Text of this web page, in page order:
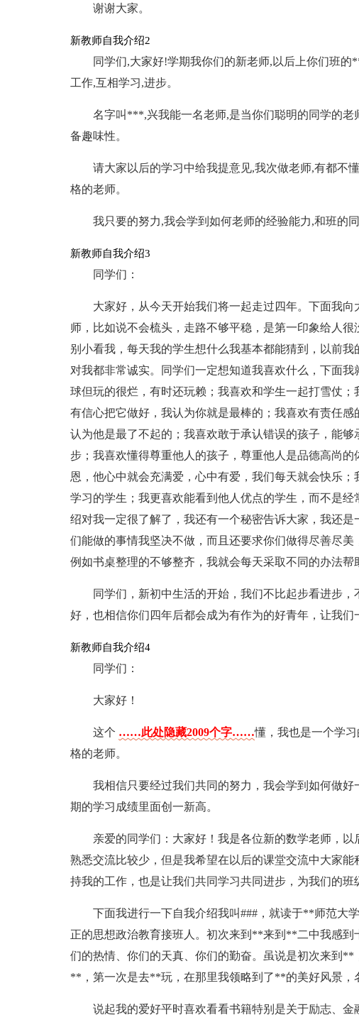
谢谢大家。
新教师自我介绍2
同学们,大家好!学期我你们的新老师,以后上你们班
工作,互相学习,进步。
名字叫***,兴我能一名老师,是当你们聪明的同学的
备趣味性。
请大家以后的学习中给我提意见,我次做老师,有都不
格的老师。
我只要的努力,我会学到如何老师的经验能力,和班的
新教师自我介绍3
同学们：
大家好，从今天开始我们将一起走过四年。下面我
师，比如说不会梳头，走路不够平稳，是第一印象给人
别小看我，每天我的学生想什么我基本都能猜到，以前
对我都非常诚实。同学们一定想知道我喜欢什么，下面
球但玩的很烂，有时还玩赖；我喜欢和学生一起打雪仗
有信心把它做好，我认为你就是最棒的；我喜欢有责任
认为他是最了不起的；我喜欢敢于承认错误的孩子，能
步；我喜欢懂得尊重他人的孩子，尊重他人是品德高尚
恩，他心中就会充满爱，心中有爱，我们每天就会快乐
学习的学生；我更喜欢能看到他人优点的学生，而不是
绍对我一定很了解了，我还有一个秘密告诉大家，我还
们能做的事情我坚决不做，而且还要求你们做得尽善尽美
例如书桌整理的不够整齐，我就会每天采取不同的办法帮
同学们，新初中生活的开始，我们不比起步看进步
好，也相信你们四年后都会成为有作为的好青年，让我们
新教师自我介绍4
同学们：
大家好！
这个 ……此处隐藏2009个字……懂，我也是一个学
格的老师。
我相信只要经过我们共同的努力，我会学到如何做
期的学习成绩里面创一新高。
亲爱的同学们：大家好！我是各位新的数学老师，
熟悉交流比较少，但是我希望在以后的课堂交流中大家
持我的工作，也是让我们共同学习共同进步，为我们的班
下面我进行一下自我介绍我叫###，就读于**师范大
正的思想政治教育接班人。初次来到**来到**二中我感
们的热情、你们的天真、你们的勤奋。虽说是初次来到
**，第一次是去**玩，在那里我领略到了**的美好风景，
说起我的爱好平时喜欢看看书籍特别是关于励志、金